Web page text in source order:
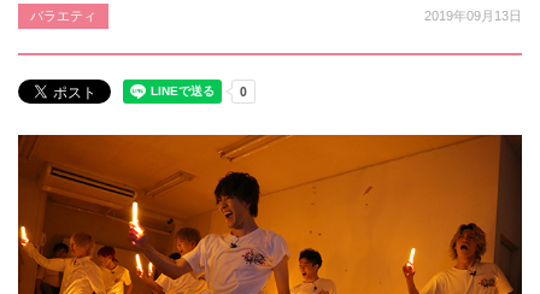
バラエティ 2019年09月13日